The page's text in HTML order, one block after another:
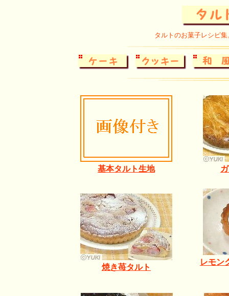
タルトのお菓子レシピ
基本タルト生地
焼き苺タルト
レモン